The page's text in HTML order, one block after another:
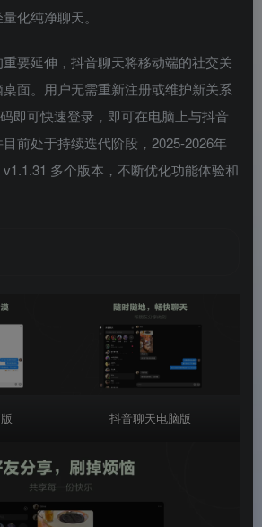
化纯净聊天。
要延伸，抖音聊天将移动端的社交关
面。用户无需重新注册或维护新关系
即可快速登录，即可在电脑上与抖音
前处于持续迭代阶段，2025-2026年
多个版本，不断优化功能体验和
抖音聊天电脑版